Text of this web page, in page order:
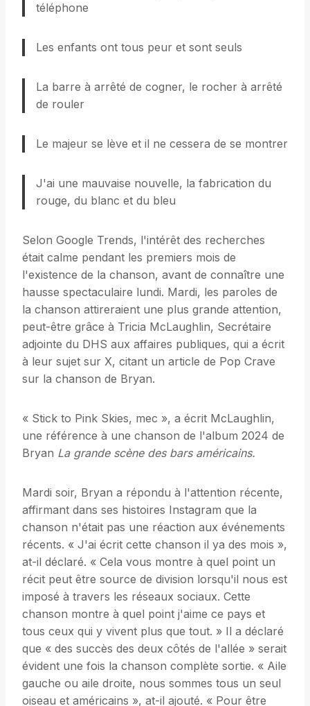
téléphone
Les enfants ont tous peur et sont seuls
La barre à arrêté de cogner, le rocher à arrêté
de rouler
Le majeur se lève et il ne cessera de se montrer
J'ai une mauvaise nouvelle, la fabrication du
rouge, du blanc et du bleu
Selon Google Trends, l'intérêt des recherches
était calme pendant les premiers mois de
l'existence de la chanson, avant de connaître une
hausse spectaculaire lundi. Mardi, les paroles de
la chanson attireraient une plus grande attention,
peut-être grâce à Tricia McLaughlin, Secrétaire
adjointe du DHS aux affaires publiques, qui a écrit
à leur sujet sur X, citant un article de Pop Crave
sur la chanson de Bryan.
« Stick to Pink Skies, mec », a écrit McLaughlin,
une référence à une chanson de l'album 2024 de
Bryan La grande scène des bars américains.
Mardi soir, Bryan a répondu à l'attention récente,
affirmant dans ses histoires Instagram que la
chanson n'était pas une réaction aux événements
récents. « J'ai écrit cette chanson il ya des mois »,
at-il déclaré. « Cela vous montre à quel point un
récit peut être source de division lorsqu'il nous est
imposé à travers les réseaux sociaux. Cette
chanson montre à quel point j'aime ce pays et
tous ceux qui y vivent plus que tout. » Il a déclaré
que « des succès des deux côtés de l'allée » serait
évident une fois la chanson complète sortie. « Aile
gauche ou aile droite, nous sommes tous un seul
oiseau et américains », at-il ajouté. « Pour être